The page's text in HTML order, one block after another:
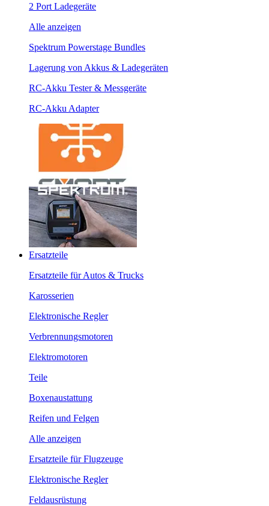
2 Port Ladegeräte
Alle anzeigen
Spektrum Powerstage Bundles
Lagerung von Akkus & Ladegeräten
RC-Akku Tester & Messgeräte
RC-Akku Adapter
Ersatzteile
Ersatzteile für Autos & Trucks
Karosserien
Elektronische Regler
Verbrennungsmotoren
Elektromotoren
Teile
Boxenaustattung
Reifen und Felgen
Alle anzeigen
Ersatzteile für Flugzeuge
Elektronische Regler
Feldausrüstung